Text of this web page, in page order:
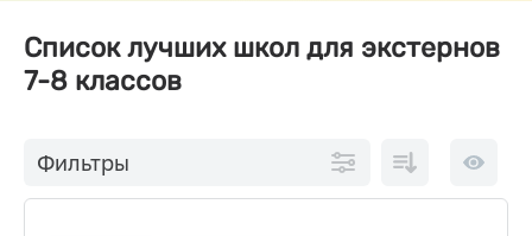
Список лучших школ для экстернов
7-8 классов
Фильтры
возрастанию
10 на